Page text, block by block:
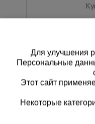
Для улучшения
Персональные
Этот сайт
Некоторые